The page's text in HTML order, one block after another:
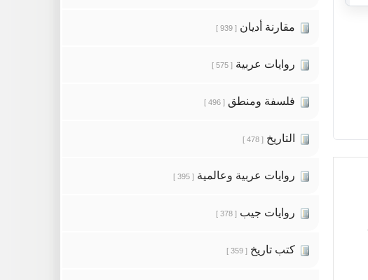
مقارنة أديان [ 939 ]
روايات عربية [ 575 ]
فلسفة ومنطق [ 496 ]
التاريخ [ 478 ]
روايات عربية وعالمية [ 395 ]
روايات جيب [ 378 ]
كتب تاريخ [ 359 ]